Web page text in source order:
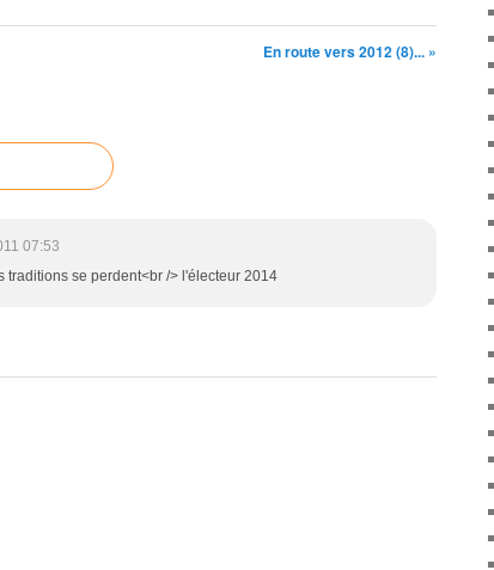
En route vers 2012 (8)... »
07:53
se perdent<br /> l'électeur 2014